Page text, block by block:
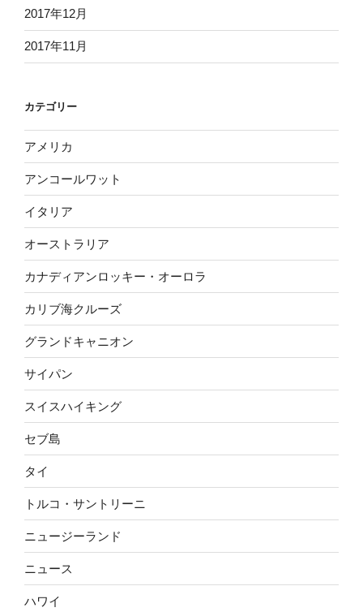
2017年12月
2017年11月
カテゴリー
アメリカ
アンコールワット
イタリア
オーストラリア
カナディアンロッキー・オーロラ
カリブ海クルーズ
グランドキャニオン
サイパン
スイスハイキング
セブ島
タイ
トルコ・サントリーニ
ニュージーランド
ニュース
ハワイ